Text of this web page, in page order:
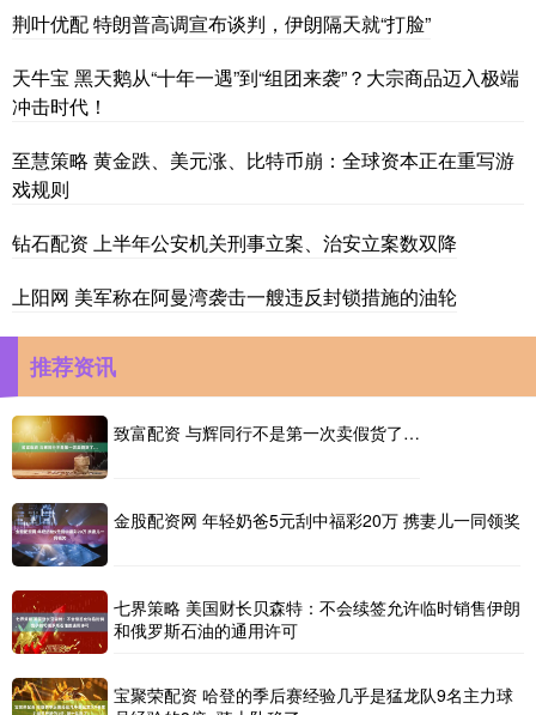
荆叶优配 特朗普高调宣布谈判，伊朗隔天就“打脸”
天牛宝 黑天鹅从“十年一遇”到“组团来袭”？大宗商品迈入极端
冲击时代！
至慧策略 黄金跌、美元涨、比特币崩：全球资本正在重写游
戏规则
钻石配资 上半年公安机关刑事立案、治安立案数双降
上阳网 美军称在阿曼湾袭击一艘违反封锁措施的油轮
推荐资讯
致富配资 与辉同行不是第一次卖假货了…
金股配资网 年轻奶爸5元刮中福彩20万 携妻儿一同领奖
七界策略 美国财长贝森特：不会续签允许临时销售伊朗
和俄罗斯石油的通用许可
宝聚荣配资 哈登的季后赛经验几乎是猛龙队9名主力球